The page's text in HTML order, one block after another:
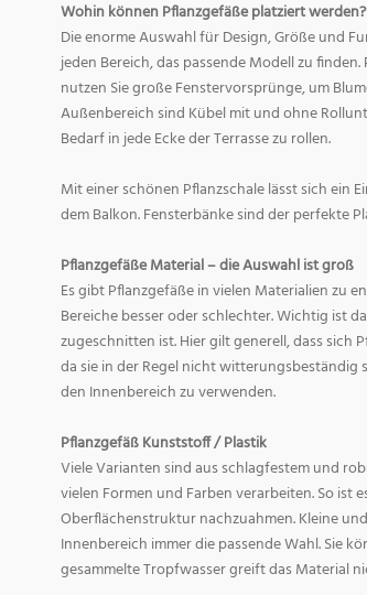
Wohin können Pflanzgefäße platziert werden?
Die enorme Auswahl für Design, Größe und
jeden Bereich, das passende Modell zu
nutzen Sie große Fenstervorsprünge, um
Außenbereich sind Kübel mit und ohne
Bedarf in jede Ecke der Terrasse zu rollen.
Mit einer schönen Pflanzschale lässt sich ein
dem Balkon. Fensterbänke sind der perfekte
Pflanzgefäße Material – die Auswahl ist groß
Es gibt Pflanzgefäße in vielen Materialien zu
Bereiche besser oder schlechter. Wichtig ist
zugeschnitten ist. Hier gilt generell, dass
da sie in der Regel nicht
den Innenbereich zu verwenden.
Pflanzgefäß Kunststoff / Plastik
Viele Varianten sind aus schlagfestem und
vielen Formen und Farben verarbeiten. So ist
Oberflächenstruktur nachzuahmen. Kleine
Innenbereich immer die passende Wahl. Sie
gesammelte Tropfwasser greift das Material